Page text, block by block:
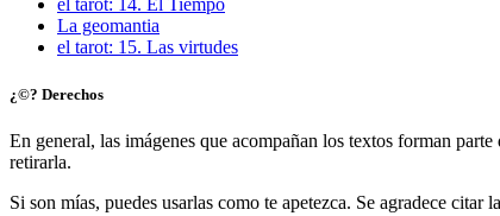
el tarot: 14. El Tiempo
La geomantia
el tarot: 15. Las virtudes
¿©? Derechos
En general, las imágenes que acompañan los textos forman
retirarla.
Si son mías, puedes usarlas como te apetezca. Se agradece citar